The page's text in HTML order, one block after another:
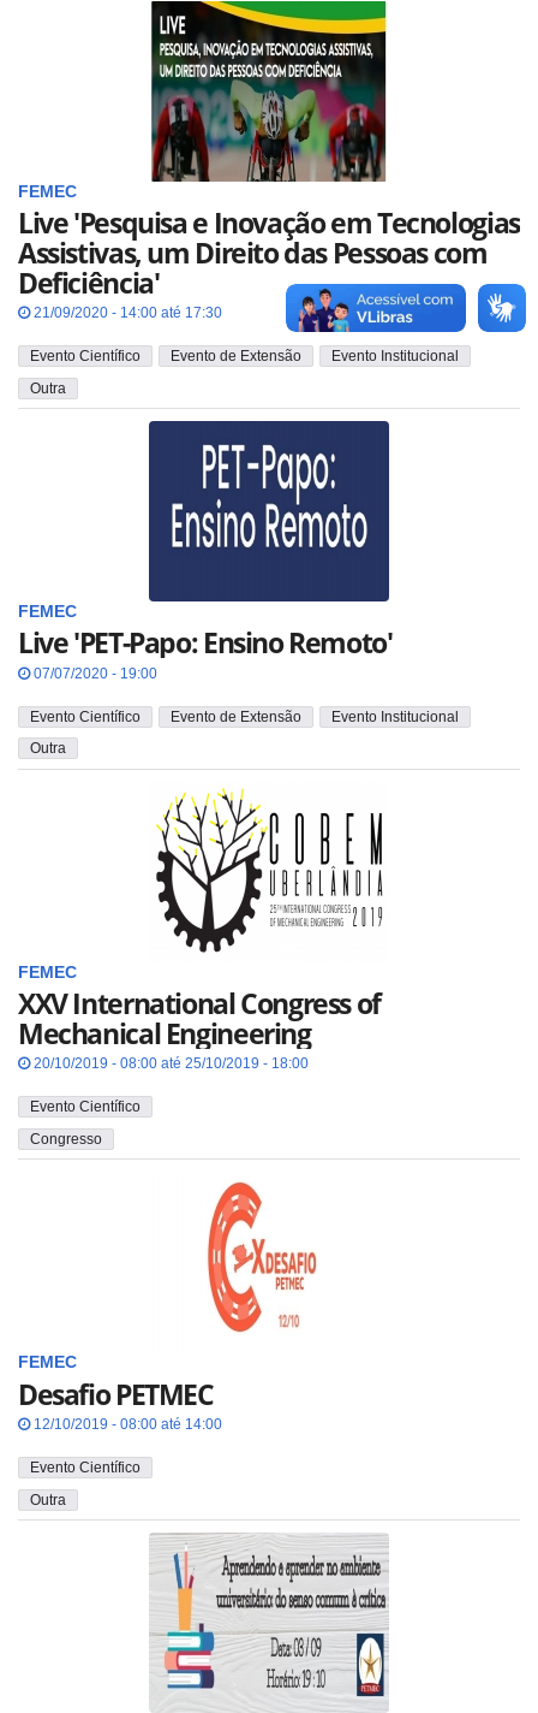
FEMEC
Live 'Pesquisa e Inovação em Tecnologias
Assistivas, um Direito das Pessoas com
Deficiência'
21/09/2020 - 14:00 até 17:30
Evento Científico Evento de Extensão
Evento Institucional
Outra
FEMEC
Live 'PET-Papo: Ensino Remoto'
07/07/2020 - 19:00
Evento Científico Evento de Extensão
Evento Institucional
Outra
FEMEC
XXV International Congress of
Mechanical Engineering
20/10/2019 - 08:00 até 25/10/2019 - 18:00
Evento Científico
Congresso
FEMEC
Desafio PETMEC
12/10/2019 - 08:00 até 14:00
Evento Científico
Outra